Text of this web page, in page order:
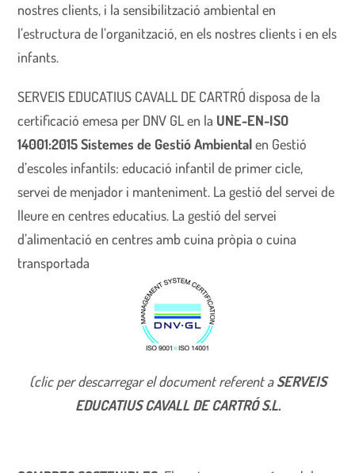
nostres clients, i la sensibilització ambiental en
l’estructura de l’organització, en els nostres clients i en els
infants.
SERVEIS EDUCATIUS CAVALL DE CARTRÓ disposa de la
certificació emesa per DNV GL en la UNE-EN-ISO
14001:2015 Sistemes de Gestió Ambientalen Gestió
d’escoles infantils: educació infantil de primer cicle,
servei de menjador i manteniment. La gestió del servei de
lleure en centres educatius. La gestió del servei
d’alimentació en centres amb cuina pròpia o cuina
transportada
(clic per descarregar el document referent aSERVEIS
EDUCATIUS CAVALL DE CARTRÓ S.L.